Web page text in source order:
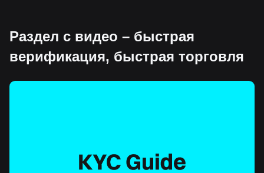
Раздел с видео – быстрая
верификация, быстрая торговля